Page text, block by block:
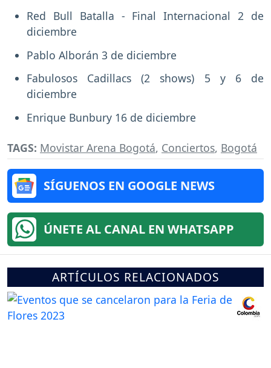
Red Bull Batalla - Final Internacional 2 de
diciembre
Pablo Alborán 3 de diciembre
Fabulosos Cadillacs (2 shows) 5 y 6 de
diciembre
Enrique Bunbury 16 de diciembre
TAGS: Movistar Arena Bogotá, Conciertos, Bogotá
SÍGUENOS EN GOOGLE NEWS
ÚNETE AL CANAL EN WHATSAPP
ARTÍCULOS RELACIONADOS